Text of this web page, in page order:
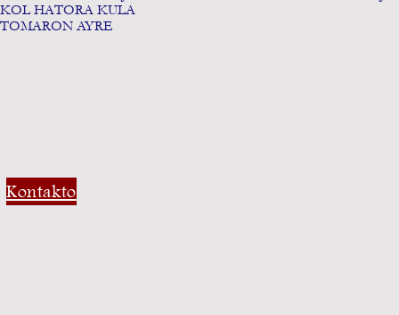
KOL HATORA KULA
TOMARON AYRE
Kontakto